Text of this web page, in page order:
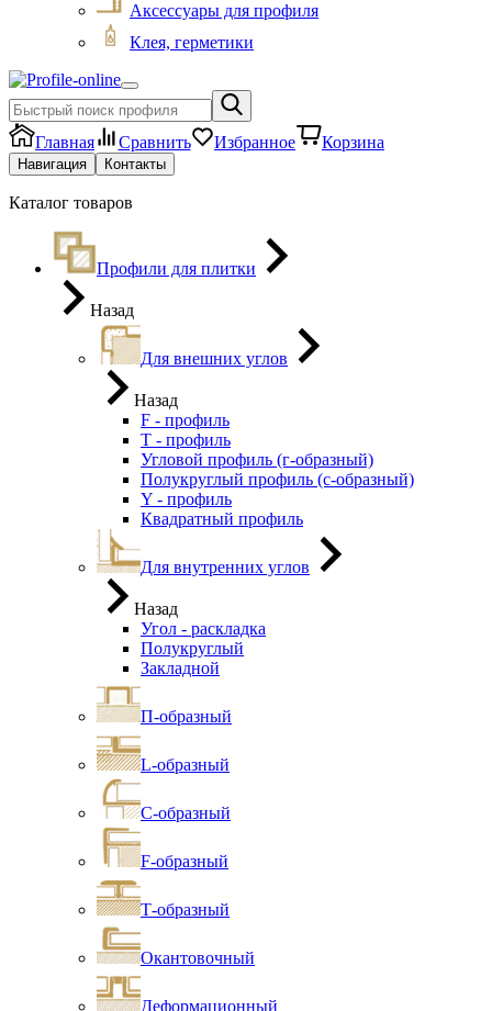
Аксессуары для профиля
Клея, герметики
Главная Сравнить Избранное Корзина
Навигация Контакты
Каталог товаров
Профили для плитки
Назад
Для внешних углов
Назад
F - профиль
Т - профиль
Угловой профиль (г-образный)
Полукруглый профиль (с-образный)
Y - профиль
Квадратный профиль
Для внутренних углов
Назад
Угол - раскладка
Полукруглый
Закладной
П-образный
L-образный
С-образный
F-образный
Т-образный
Окантовочный
Деформационный